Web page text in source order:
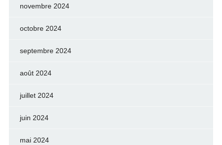
novembre 2024
octobre 2024
septembre 2024
août 2024
juillet 2024
juin 2024
mai 2024